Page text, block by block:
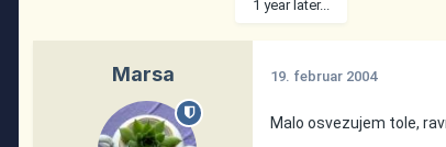
1 year later...
Marsa 19. februar 2004
Malo osvezujem tole,